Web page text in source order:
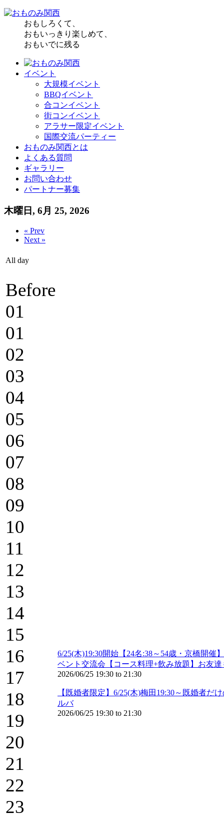
おもしろくて、
おもいっきり楽しめて、
おもいでに残る
イベント
大規模イベント
BBQイベント
合コンイベント
街コンイベント
アラサー限定イベント
国際交流パーティー
おものみ関西とは
よくある質問
ギャラリー
お問い合わせ
パートナー募集
木曜日, 6月 25, 2026
« Prev
Next »
All day
Before
01
01
02
03
04
05
06
07
08
09
10
11
12
13
14
15
16
17
18
19
20
21
22
23
6/25(木)19:30開始【24名:38～54歳・京橋開
ベント交流会【コース料理+飲み放題】お友
2026/06/25 19:30 to 21:30
【既婚者限定】6/25(木)梅田19:30～既婚者
ルバ
2026/06/25 19:30 to 21:30